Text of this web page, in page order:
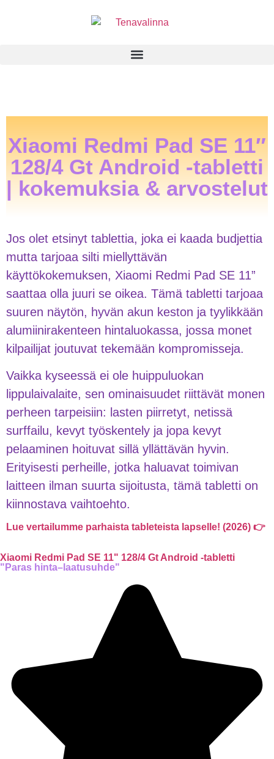
Xiaomi Redmi Pad SE 11″
128/4 Gt Android -tabletti
| kokemuksia & arvostelut
Jos olet etsinyt tablettia, joka ei kaada budjettia
mutta tarjoaa silti miellyttävän
käyttökokemuksen, Xiaomi Redmi Pad SE 11”
saattaa olla juuri se oikea. Tämä tabletti tarjoaa
suuren näytön, hyvän akun keston ja tyylikkään
alumiinirakenteen hintaluokassa, jossa monet
kilpailijat joutuvat tekemään kompromisseja.
Vaikka kyseessä ei ole huippuluokan
lippulaivalaite, sen ominaisuudet riittävät monen
perheen tarpeisiin: lasten piirretyt, netissä
surffailu, kevyt työskentely ja jopa kevyt
pelaaminen hoituvat sillä yllättävän hyvin.
Erityisesti perheille, jotka haluavat toimivan
laitteen ilman suurta sijoitusta, tämä tabletti on
kiinnostava vaihtoehto.
Lue vertailumme parhaista tableteista lapselle! (2026) 👉
Xiaomi Redmi Pad SE 11" 128/4 Gt Android -tabletti
"Paras hinta–laatusuhde"